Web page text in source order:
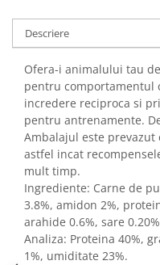
Descriere
Ofera-i animalului tau
pentru comportamentul
incredere reciproca si
pentru antrenamente.
Ambalajul este
astfel incat
mult timp.
Ingrediente: Carne de
3.8%, amidon 2%,
arahide 0.6%, sare 0.20%
Analiza: Proteina 40%,
1%, umiditate 23%.